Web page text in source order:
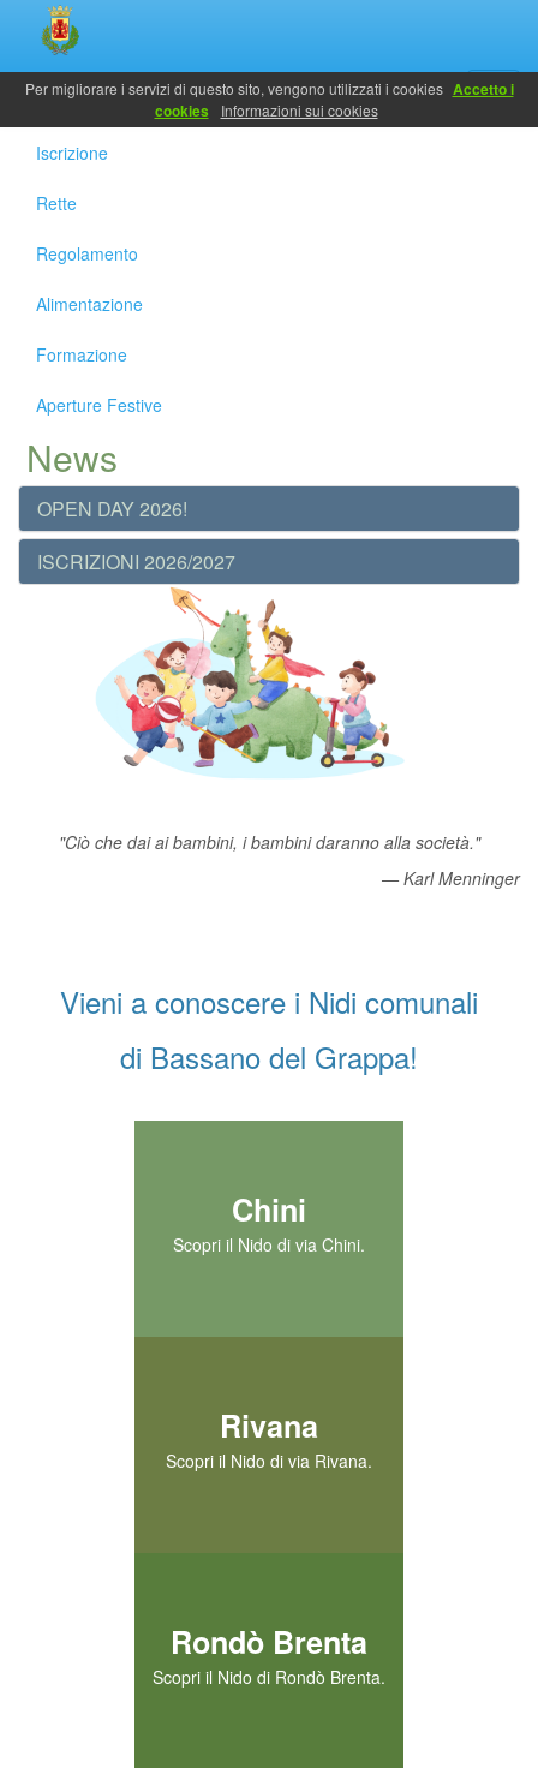
Per migliorare i servizi di questo sito, vengono utilizzati i cookies Accetto i
cookies
Informazioni sui cookies
Servizi
Iscrizione
Rette
Regolamento
Alimentazione
Formazione
Aperture Festive
News
OPEN DAY 2026!
ISCRIZIONI 2026/2027
"Ciò che dai ai bambini, i bambini daranno alla società."
— Karl Menninger
Vieni a conoscere i Nidi comunali
di Bassano del Grappa!
Chini
Scopri il Nido di via Chini.
Rivana
Scopri il Nido di via Rivana.
Rondò Brenta
Scopri il Nido di Rondò Brenta.